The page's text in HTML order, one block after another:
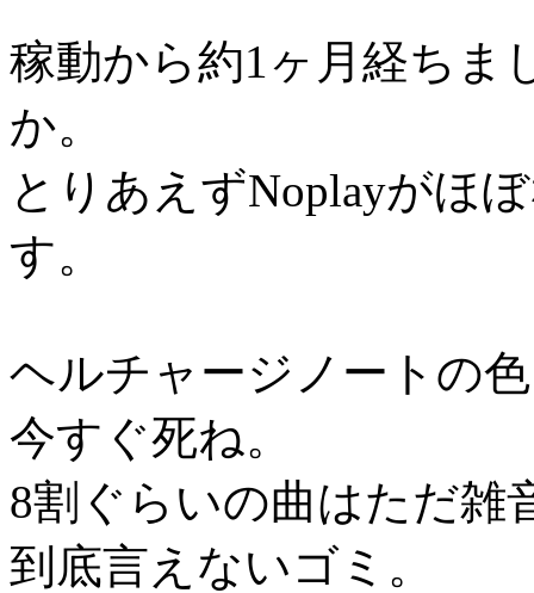
稼動から約1ヶ月経ちま
か。
とりあえずNoplayがほ
す。
ヘルチャージノートの
今すぐ死ね。
8割ぐらいの曲はただ雑
到底言えないゴミ。